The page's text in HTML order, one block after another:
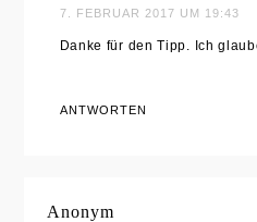
7. FEBRUAR 2017 UM 19:43
Danke für den Tipp. Ich
ANTWORTEN
Anonym